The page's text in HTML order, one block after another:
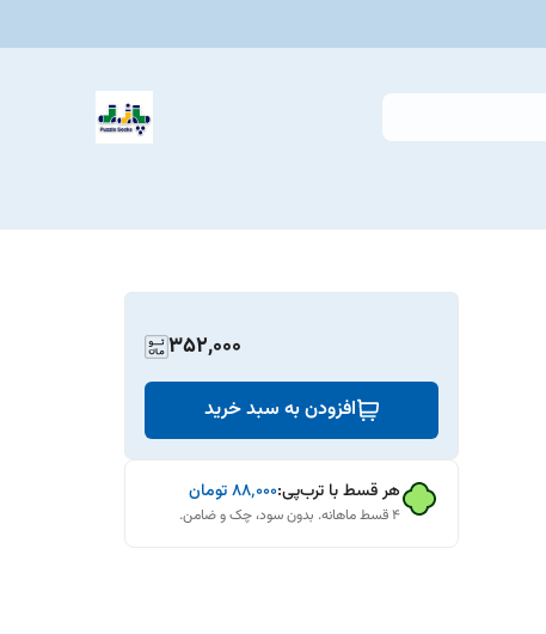
352,000
افزودن به سبد خرید
هر قسط با ترب‌پی:۸۸٬۰۰۰تومان
۴ قسط ماهانه. بدون سود، چک و ضامن.